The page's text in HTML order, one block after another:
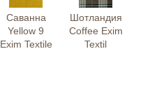
Саванна
Yellow 9
Exim Textile
Шотландия
Coffee Exim
Textil